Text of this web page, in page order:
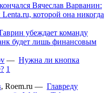
Вячеслав Варванин:
которой она никогда
убеждает команду
будет лишь финансовым
— Нужна ли кнопка
1
, Roem.ru — Главреду